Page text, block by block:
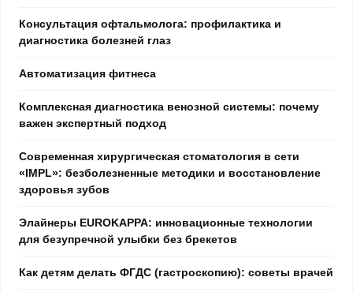
Консультация офтальмолога: профилактика и
диагностика болезней глаз
Автоматизация фитнеса
Комплексная диагностика венозной системы: почему
важен экспертный подход
Современная хирургическая стоматология в сети
«IMPL»: безболезненные методики и восстановление
здоровья зубов
Элайнеры EUROKAPPA: инновационные технологии
для безупречной улыбки без брекетов
Как детям делать ФГДС (гастроскопию): советы врачей